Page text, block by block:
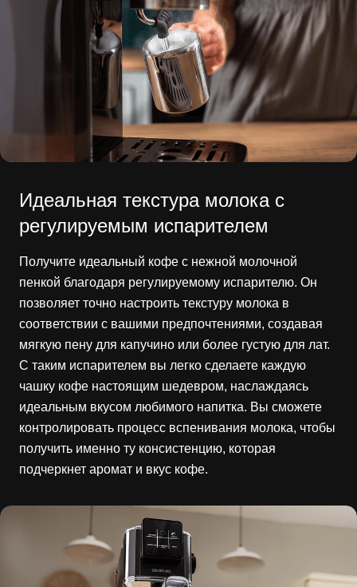
Идеальная текстура молока с
регулируемым испарителем
Получите идеальный кофе с нежной молочной
пенкой благодаря регулируемому испарителю. Он
позволяет точно настроить текстуру молока в
соответствии с вашими предпочтениями, создавая
мягкую пену для капучино или более густую для лат.
С таким испарителем вы легко сделаете каждую
чашку кофе настоящим шедевром, наслаждаясь
идеальным вкусом любимого напитка. Вы сможете
контролировать процесс вспенивания молока, чтобы
получить именно ту консистенцию, которая
подчеркнет аромат и вкус кофе.